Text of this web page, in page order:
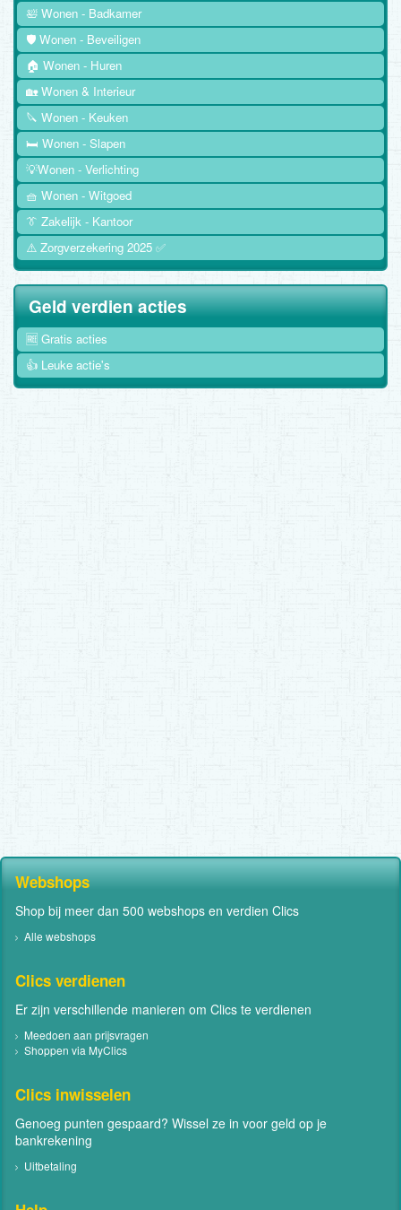
🛀 Wonen - Badkamer
🛡️ Wonen - Beveiligen
🏠 Wonen - Huren
🏡 Wonen & Interieur
🔪 Wonen - Keuken
🛏️ Wonen - Slapen
💡Wonen - Verlichting
🧺 Wonen - Witgoed
👔 Zakelijk - Kantoor
⚠️ Zorgverzekering 2025 ✅
Geld verdien acties
🆓 Gratis acties
👍 Leuke actie's
Webshops
Shop bij meer dan 500 webshops en verdien Clics
Alle webshops
Clics verdienen
Er zijn verschillende manieren om Clics te verdienen
Meedoen aan prijsvragen
Shoppen via MyClics
Clics inwisselen
Genoeg punten gespaard? Wissel ze in voor geld op je
bankrekening
Uitbetaling